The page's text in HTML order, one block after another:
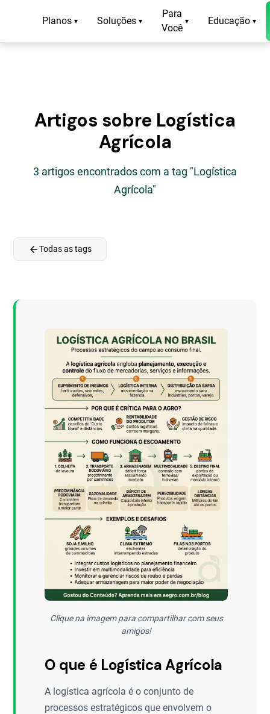
Planos ▾ Soluções ▾
Para
Você
▾ Educação ▾
Artigos sobre Logística
Agrícola
3 artigos encontrados com a tag "Logística
Agrícola"
arrow_backTodas as tags
Clique na imagem para compartilhar com seus
amigos!
O que é Logística Agrícola
A logística agrícola é o conjunto de
processos estratégicos que envolvem o